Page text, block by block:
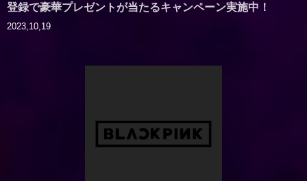
登録で豪華プレゼントが当たるキャンペーン実施中！
2023,10,19